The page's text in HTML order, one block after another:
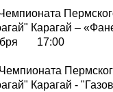
Карагай –
17:00
Карагай -